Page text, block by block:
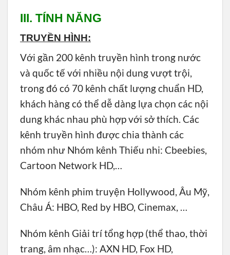
III. TÍNH NĂNG
TRUYỀN HÌNH:
Với gần 200 kênh truyền hình trong nước
và quốc tế với nhiều nội dung vượt trội,
trong đó có 70 kênh chất lượng chuẩn HD,
khách hàng có thể dễ dàng lựa chọn các nội
dung khác nhau phù hợp với sở thích. Các
kênh truyền hình được chia thành các
nhóm như Nhóm kênh Thiếu nhi: Cbeebies,
Cartoon Network HD,…
Nhóm kênh phim truyện Hollywood, Âu Mỹ,
Châu Á: HBO, Red by HBO, Cinemax, …
Nhóm kênh Giải trí tổng hợp (thể thao, thời
trang, âm nhạc…): AXN HD, Fox HD,